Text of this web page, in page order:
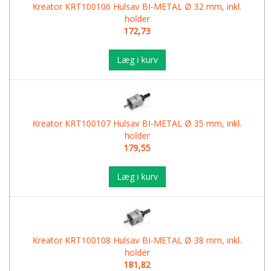
Kreator KRT100106 Hulsav BI-METAL Ø 32 mm, inkl.
holder
172,73
Læg i kurv
Kreator KRT100107 Hulsav BI-METAL Ø 35 mm, inkl.
holder
179,55
Læg i kurv
Kreator KRT100108 Hulsav BI-METAL Ø 38 mm, inkl.
holder
181,82